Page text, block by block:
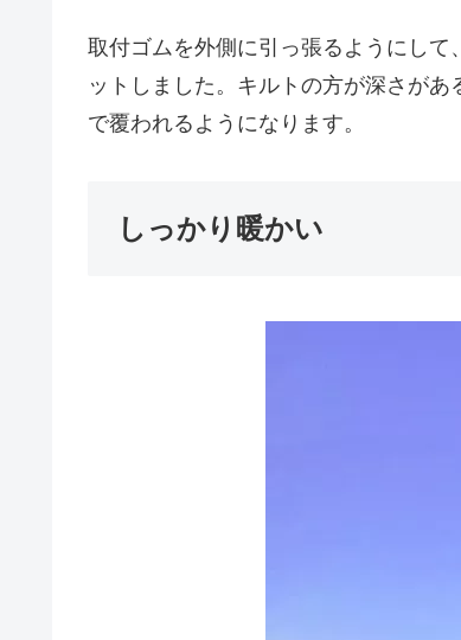
取付ゴムを外側に引っ張るようにし
ットしました。キルトの方が深さが
で覆われるようになります。
しっかり暖かい